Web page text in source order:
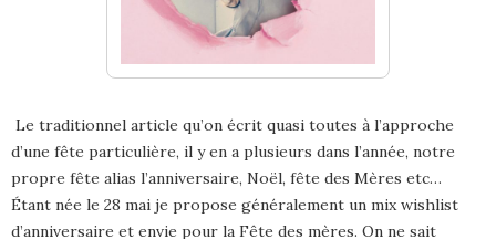
Le traditionnel article qu’on écrit quasi toutes à l’approche
d’une fête particulière, il y en a plusieurs dans l’année, notre
propre fête alias l’anniversaire, Noël, fête des Mères etc…
Étant née le 28 mai je propose généralement un mix wishlist
d’anniversaire et envie pour la Fête des mères. On ne sait